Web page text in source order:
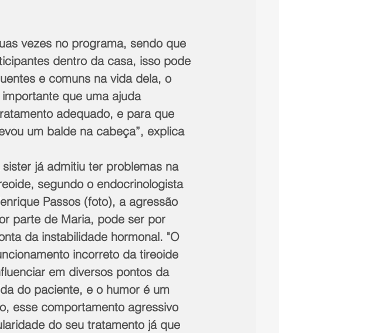
dentro da casa, isso pode
e comuns na vida dela, o
que uma ajuda
adequado, e para que
um balde na cabeça”, explica
sister já admitiu ter problemas na
segundo o endocrinologista
Passos (foto), a agressão
parte de Maria, pode ser por
da instabilidade hormonal. "O
incorreto da tireoide
em diversos pontos da
do paciente, e o humor é um
esse comportamento agressivo
do seu tratamento já que